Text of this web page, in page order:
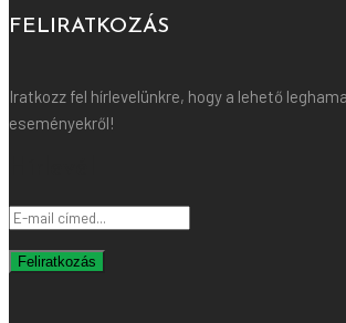
FELIRATKOZÁS
Iratkozz fel hírlevelünkre, hogy a lehető
eseményekről!